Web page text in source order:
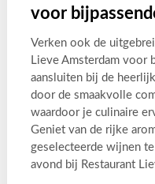
voor
Verken ook de
Lieve Amsterdam voor
aansluiten bij de
door de smaakvolle
waardoor je culinaire
Geniet van de rijke
geselecteerde wijnen
avond bij Restaurant